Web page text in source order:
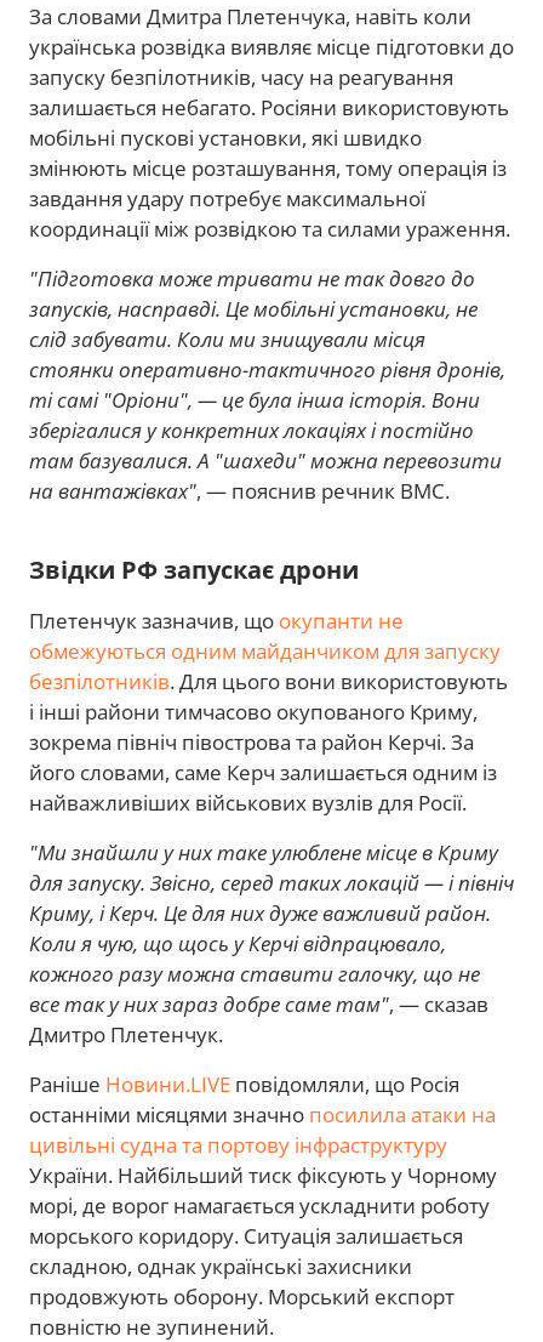
За словами Дмитра Плетенчука, навіть коли
українська розвідка виявляє місце підготовки до
запуску безпілотників, часу на реагування
залишається небагато. Росіяни використовують
мобільні пускові установки, які швидко
змінюють місце розташування, тому операція із
завдання удару потребує максимальної
координації між розвідкою та силами ураження.
"Підготовка може тривати не так довго до
запусків, насправді. Це мобільні установки, не
слід забувати. Коли ми знищували місця
стоянки оперативно-тактичного рівня дронів,
ті самі "Оріони", — це була інша історія. Вони
зберігалися у конкретних локаціях і постійно
там базувалися. А "шахеди" можна перевозити
на вантажівках", — пояснив речник ВМС.
Звідки РФ запускає дрони
Плетенчук зазначив, що окупанти не
обмежуються одним майданчиком для запуску
безпілотників. Для цього вони використовують
і інші райони тимчасово окупованого Криму,
зокрема північ півострова та район Керчі. За
його словами, саме Керч залишається одним із
найважливіших військових вузлів для Росії.
"Ми знайшли у них таке улюблене місце в Криму
для запуску. Звісно, серед таких локацій — і північ
Криму, і Керч. Це для них дуже важливий район.
Коли я чую, що щось у Керчі відпрацювало,
кожного разу можна ставити галочку, що не
все так у них зараз добре саме там", — сказав
Дмитро Плетенчук.
Раніше Новини.LIVE повідомляли, що Росія
останніми місяцями значно посилила атаки на
цивільні судна та портову інфраструктуру
України. Найбільший тиск фіксують у Чорному
морі, де ворог намагається ускладнити роботу
морського коридору. Ситуація залишається
складною, однак українські захисники
продовжують оборону. Морський експорт
повністю не зупинений.